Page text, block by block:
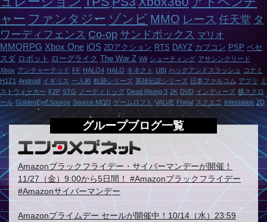
ャー ファンタジー ゾンビ MMO レース 任天堂 タ
ワーディフェンス Co-op サンドボックス マリオ
MMORPG Xbox One iOS 2Dアクション RTS DAYZ カプコン PSP ベセ
スダ ロボット ローグライク The War Z Wii シューティング アサシンクリード
Xbox アンチャーテッド FF HALO4 HALO キネクト UBI ハックアンドスラッシュ
コナミ
H1Z1 Android イギリス 一人称 軌跡シリーズ 英雄伝説シリーズ 日本ファルコム アプリ
ミ
ストウォーカー F2P STG ノーティドッグ Dead Rising 3 2K DVD インディーズ 横スクロ
ール GoldenEye:Source Source MOD ゲームロフト VALVE Portal スクエニ Infestation 2D
グループブログ一覧
Amazonブラックフライデー・サイバーマンデーが開催！
11/27（金）9:00から5日間！ #Amazonブラックフライデー
#Amazonサイバーマンデー
Amazonプライムデー セールが開催中！10/14（水）23:59